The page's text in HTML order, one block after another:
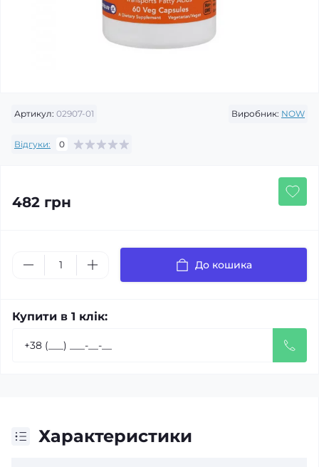
Артикул: 02907-01 Виробник: NOW
Відгуки: 0
482 грн
До кошика
Купити в 1 клік:
Характеристики